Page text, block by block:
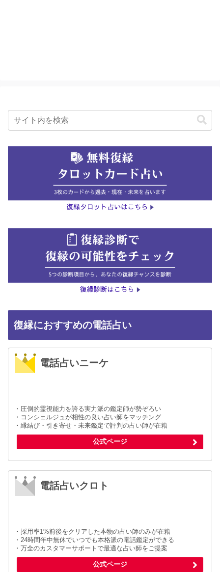
復縁におすすめの電話占い
電話占いニーケ
・圧倒的霊視能力を誇る実力派の鑑定師が勢ぞろい
・コンシェルジュが相性の良い占い師をマッチング
・縁結び・引き寄せ・未来鑑定で評判の占い師が在籍
公式ページ
電話占いクロト
・採用率1%前後をクリアした本物の占い師のみが在籍
・24時間年中無休でいつでも本格派の電話鑑定ができる
・万全のカスタマーサポートで最適な占い師をご提案
公式ページ